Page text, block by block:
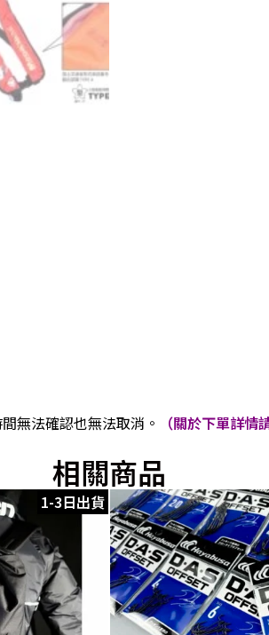
無法確認也無法取消。
（關於下單詳
相關商品
1-3日出貨